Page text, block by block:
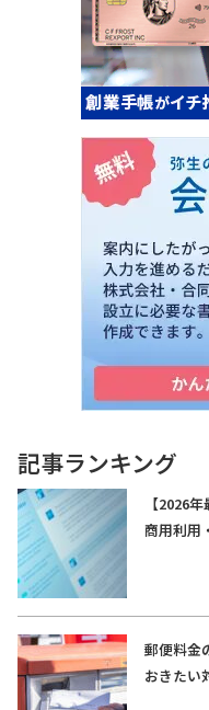
記事ランキング
【2026
商用利用
郵便料金
おきたい